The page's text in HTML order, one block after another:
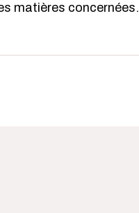
matières concernées.